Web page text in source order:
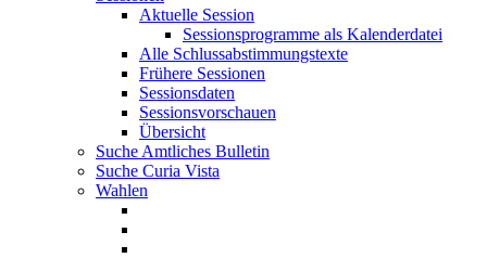
Aktuelle Session
Sessionsprogramme als Kalenderdatei
Alle Schlussabstimmungstexte
Frühere Sessionen
Sessionsdaten
Sessionsvorschauen
Übersicht
Suche Amtliches Bulletin
Suche Curia Vista
Wahlen